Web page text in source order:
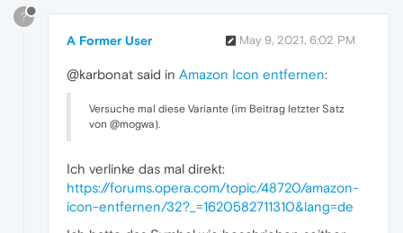
?
A Former User May 9, 2021, 6:02 PM
@karbonat said in Amazon Icon entfernen:
Versuche mal diese Variante (im Beitrag letzter Satz
von @mogwa).
Ich verlinke das mal direkt:
https://forums.opera.com/topic/48720/amazon-
icon-entfernen/32?_=1620582711310&lang=de